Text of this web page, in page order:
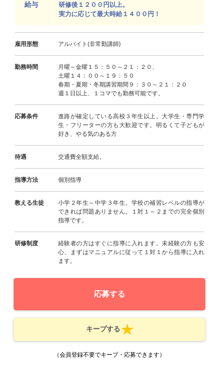
給与
研修後１２００円以上。
実力に応じて最大時給１４００円！
雇用形態 アルバイト(非常勤講師)
勤務時間
月曜～金曜１５：５０～２１：２０、
土曜１４：００～１９：５０
春期・夏期・冬期講習期間９：３０～２１：２０
週１日以上、１コマでも勤務可能です。
応募条件
進路が確定している高校３年生以上。大学生・専門学
生・フリーターの方も大歓迎です。明るくて子どもが
好き、やる気のある方
待遇 交通費全額支給。
指導方法 個別指導
教える生徒
小学２年生～中学３年生。学校の補習レベルの指導が
できれば問題ありません。１対１～２までの完全個別
指導です。
研修制度
経験者の方はすぐに指導に入れます。未経験の方も安
心、まずはマニュアルに従って１対１から指導に入れ
ます。
応募する
キープする
（会員登録不要でキープ・応募できます）